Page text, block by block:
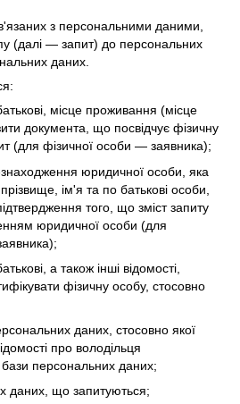
з персональними даними,
(далі — запит) до персональних
даних.
місце проживання (місце
документа, що посвідчує фізичну
(для фізичної особи — заявника);
юридичної особи, яка
ім'я та по батькові особи,
того, що зміст запиту
юридичної особи (для
а також інші відомості,
фізичну особу, стосовно
даних, стосовно якої
про володільця
бази персональних даних;
даних, що запитуються;